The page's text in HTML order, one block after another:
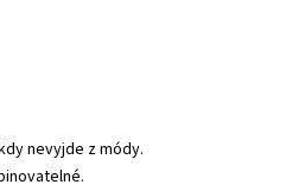
nevyjde z módy.